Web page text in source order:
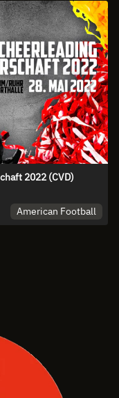
2022 (CVD)
American Football